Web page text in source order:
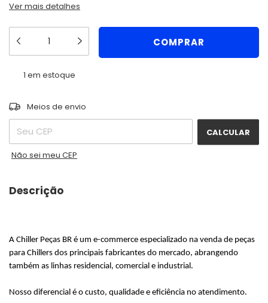
Ver mais detalhes
1 em estoque
Entregas para o CEP:
Meios de envio
CALCULAR
Não sei meu CEP
Descrição
A Chiller Peças BR é um e-commerce especializado na venda de peças
para Chillers dos principais fabricantes do mercado, abrangendo
também as linhas residencial, comercial e industrial.
Nosso diferencial é o custo, qualidade e eficiência no atendimento.